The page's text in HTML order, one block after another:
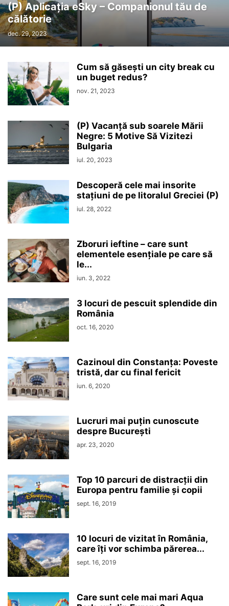
(P) Aplicația eSky – Companionul tău de
călătorie
dec. 29, 2023
Cum să găsești un city break cu
un buget redus?
nov. 21, 2023
(P) Vacanță sub soarele Mării
Negre: 5 Motive Să Vizitezi
Bulgaria
iul. 20, 2023
Descoperă cele mai insorite
stațiuni de pe litoralul Greciei (P)
iul. 28, 2022
Zboruri ieftine – care sunt
elementele esențiale pe care să
le...
iun. 3, 2022
3 locuri de pescuit splendide din
România
oct. 16, 2020
Cazinoul din Constanța: Poveste
tristă, dar cu final fericit
iun. 6, 2020
Lucruri mai puțin cunoscute
despre București
apr. 23, 2020
Top 10 parcuri de distracții din
Europa pentru familie și copii
sept. 16, 2019
10 locuri de vizitat în România,
care îți vor schimba părerea...
sept. 16, 2019
Care sunt cele mai mari Aqua